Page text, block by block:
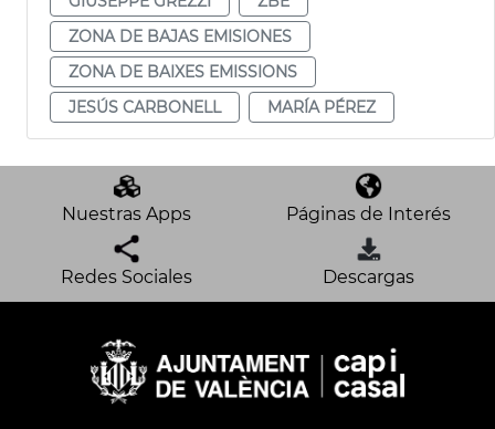
ZONA DE BAJAS EMISIONES
ZONA DE BAIXES EMISSIONS
JESÚS CARBONELL
MARÍA PÉREZ
Nuestras Apps Páginas de Interés
Redes Sociales Descargas